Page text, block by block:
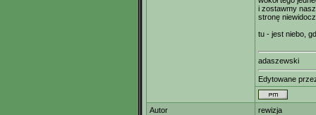
i zostawmy
stronę
tu - jest niebo,
adaszewski
Edytowane
Autor
rewizja